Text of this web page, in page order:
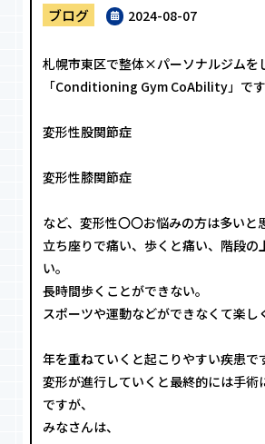
ブログ 2024-08-07
札幌市東区で整体×パーソナルジムを
「Conditioning Gym CoAbility」です
変形性股関節症
変形性膝関節症
など、変形性〇〇お悩みの方は多いと
立ち座りで痛い、歩くと痛い、階段の
い。
長時間歩くことができない。
スポーツや運動などができなくて楽し
年を重ねていくと起こりやすい疾患で
変形が進行していくと最終的には手術
ですが、
みなさんは、